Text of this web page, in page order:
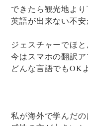
できたら観光地よ
英語が出来ない不安
ジェスチャーでほ
今はスマホの翻訳ア
どんな言語でもOK
私が海外で学んだ